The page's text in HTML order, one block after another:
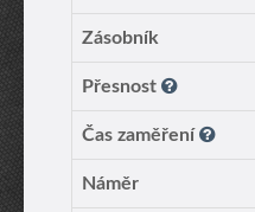
Zásobník
Přesnost
Čas zaměření
Náměr